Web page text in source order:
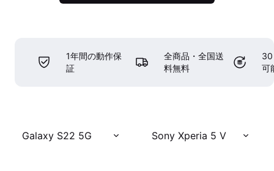
1年間の動作保
証
全商品・全国送
料無料
30
可
Galaxy S22 5G Sony Xperia 5 V